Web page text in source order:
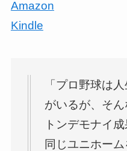
Amazon
Kindle
「プロ野球は
がいるが、そ
トンデモナイ
同じユニホー